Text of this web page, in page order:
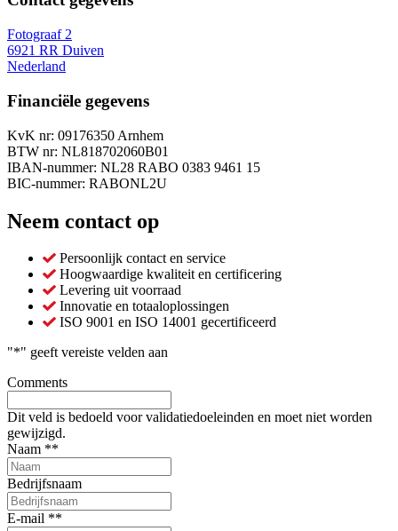
Fotograaf 2
6921 RR Duiven
Nederland
Financiële gegevens
KvK nr: 09176350 Arnhem
BTW nr: NL818702060B01
IBAN-nummer: NL28 RABO 0383 9461 15
BIC-nummer: RABONL2U
Neem contact op
Persoonlijk contact en service
Hoogwaardige kwaliteit en certificering
Levering uit voorraad
Innovatie en totaaloplossingen
ISO 9001 en ISO 14001 gecertificeerd
"*" geeft vereiste velden aan
Comments
Dit veld is bedoeld voor validatiedoeleinden en moet niet worden
gewijzigd.
Naam **
Bedrijfsnaam
E-mail **